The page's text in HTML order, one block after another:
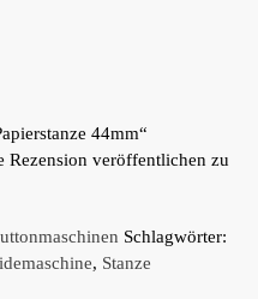
44mm“
Rezension veröffentlichen zu
Schlagwörter:
, Stanze